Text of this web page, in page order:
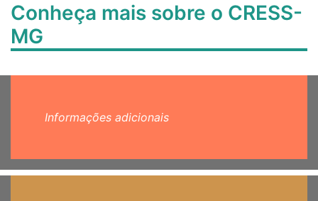
Conheça mais sobre o CRESS-
MG
Informações adicionais